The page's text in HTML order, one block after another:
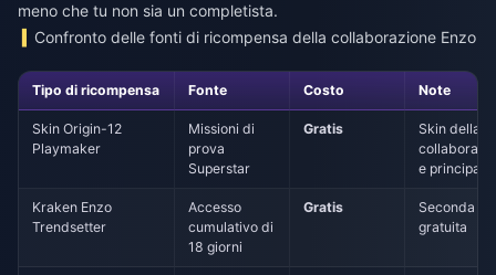
meno che tu non sia un completista.
Confronto delle fonti di ricompensa della collaborazione Enzo
Tipo di ricompensa Fonte Costo Note
Skin Origin-12
Playmaker
Missioni di
prova
Superstar
Gratis
Skin della
e principale
Kraken Enzo
Trendsetter
Accesso
cumulativo di
18 giorni
Gratis
Seconda
gratuita